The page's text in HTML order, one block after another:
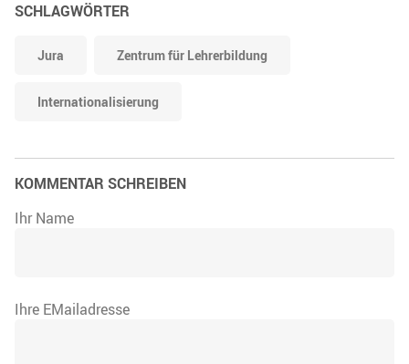
SCHLAGWÖRTER
Jura Zentrum für Lehrerbildung
Internationalisierung
KOMMENTAR SCHREIBEN
Ihr Name
Ihre EMailadresse